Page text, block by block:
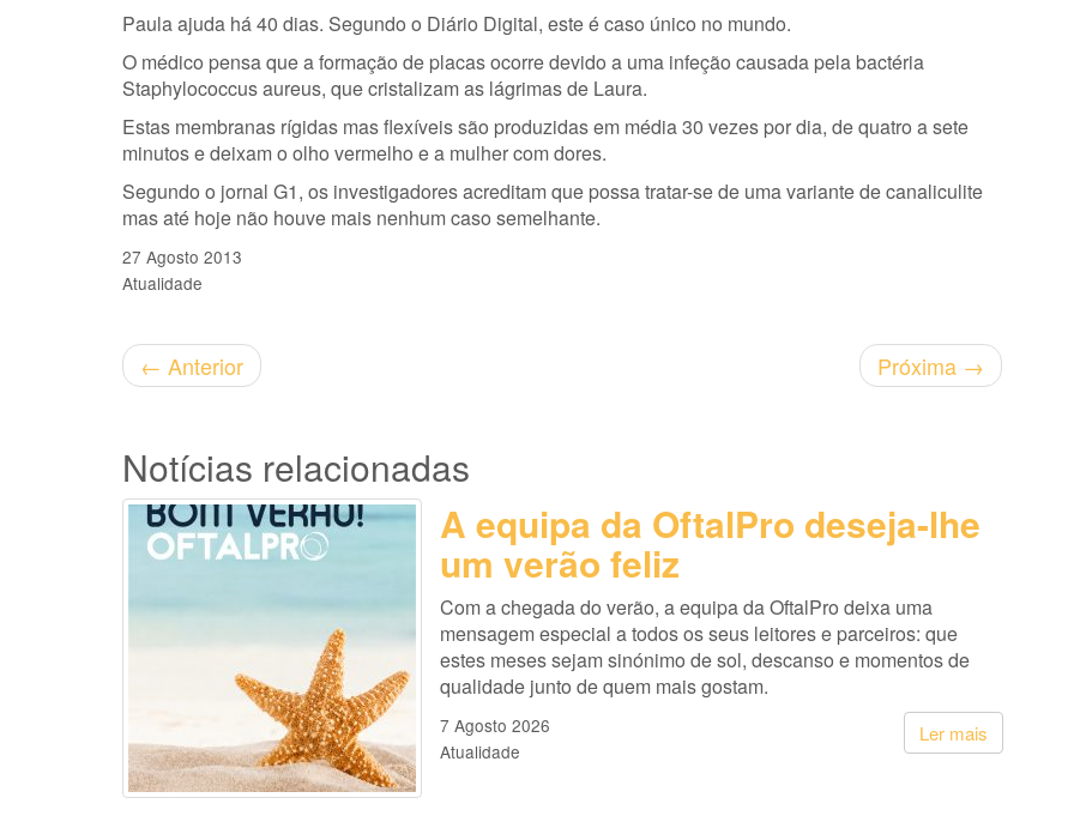
Paula ajuda há 40 dias. Segundo o Diário Digital, este é caso único no mundo.
O médico pensa que a formação de placas ocorre devido a uma infeção causada pela bactéria
Staphylococcus aureus, que cristalizam as lágrimas de Laura.
Estas membranas rígidas mas flexíveis são produzidas em média 30 vezes por dia, de quatro a sete
minutos e deixam o olho vermelho e a mulher com dores.
Segundo o jornal G1, os investigadores acreditam que possa tratar-se de uma variante de canaliculite
mas até hoje não houve mais nenhum caso semelhante.
27 Agosto 2013
Atualidade
← Anterior Próxima →
Notícias relacionadas
A equipa da OftalPro deseja-lhe
um verão feliz
Com a chegada do verão, a equipa da OftalPro deixa uma
mensagem especial a todos os seus leitores e parceiros: que
estes meses sejam sinónimo de sol, descanso e momentos de
qualidade junto de quem mais gostam.
Ler mais
7 Agosto 2026
Atualidade